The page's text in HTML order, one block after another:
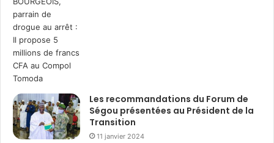
Les recommandations du Forum de
Ségou présentées au Président de la
Transition
11 janvier 2024